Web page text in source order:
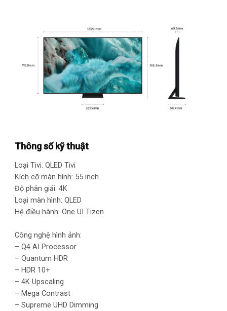
Thông số kỹ thuật
Loại Tivi: QLED Tivi
Kích cỡ màn hình: 55 inch
Độ phân giải: 4K
Loại màn hình: QLED
Hệ điều hành: One UI Tizen
Công nghệ hình ảnh:
– Q4 AI Processor
– Quantum HDR
– HDR 10+
– 4K Upscaling
– Mega Contrast
– Supreme UHD Dimming